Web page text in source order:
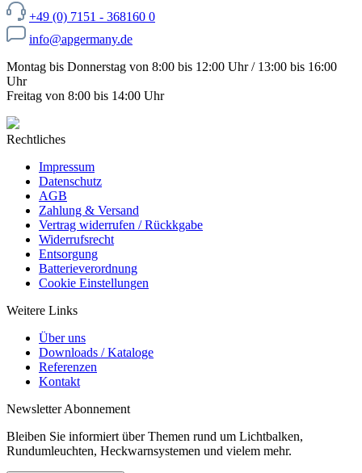
+49 (0) 7151 - 368160 0
info@apgermany.de
Montag bis Donnerstag von 8:00 bis 12:00 Uhr / 13:00 bis 16:00
Uhr
Freitag von 8:00 bis 14:00 Uhr
Rechtliches
Impressum
Datenschutz
AGB
Zahlung & Versand
Vertrag widerrufen / Rückkgabe
Widerrufsrecht
Entsorgung
Batterieverordnung
Cookie Einstellungen
Weitere Links
Über uns
Downloads / Kataloge
Referenzen
Kontakt
Newsletter Abonnement
Bleiben Sie informiert über Themen rund um Lichtbalken,
Rundumleuchten, Heckwarnsystemen und vielem mehr.